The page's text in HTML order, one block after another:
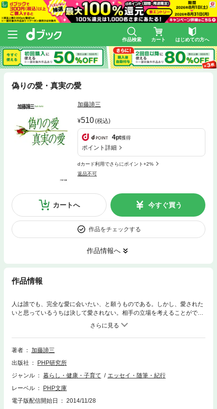
作品検索 カート はじめての方へ
偽りの愛・真実の愛
加藤諦三
510(税込)
4pt獲得
ポイント詳細
dカード利用でさらにポイント+2%
返品不可
カートへ 今すぐ買う
作品をチェックする
作品情報へ
作品情報
人は誰でも、完全な愛に会いたい、と願うものである。しかし、愛された
いと思っているうちは決して愛されない。相手の立場を考えることができ
るようになって初めて、真実の愛をつかむことができるのである。——男
女のさまざまな出会いと別れを例に挙げながら、愛することの尊さと厳し
さを力強く説き明かす。恋人、夫婦関係をよりよいものにするための、熱
いメッセージ。
著者
加藤諦三
出版社
PHP研究所
ジャンル
暮らし・健康・子育て
エッセイ・随筆・紀行
レーベル
PHP文庫
電子版配信開始日
2014/11/28